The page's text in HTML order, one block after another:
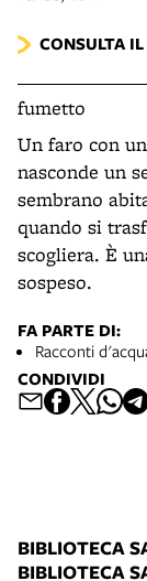
CONSULTA
fumetto
Un faro con
nasconde un
sembrano
quando si
scogliera. È
sospeso.
FA PARTE DI:
Racconti
CONDIVIDI
BIBLIOTECA
BIBLIOTECA